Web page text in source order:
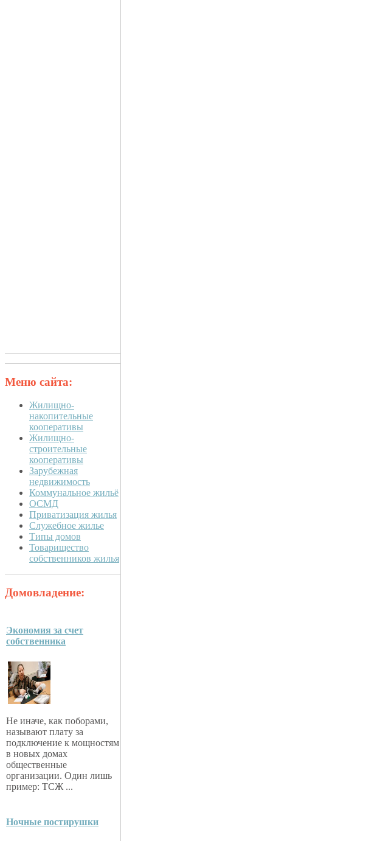
Меню сайта:
Жилищно-
накопительные
кооперативы
Жилищно-
строительные
кооперативы
Зарубежная
недвижимость
Коммунальное жильё
ОСМД
Приватизация жилья
Служебное жилье
Типы домов
Товарищество
собственников жилья
Домовладение:
Экономия за счет
собственника
Не иначе, как поборами,
называют плату за
подключение к мощностям
в новых домах
общественные
организации. Один лишь
пример: ТСЖ ...
Ночные постирушки